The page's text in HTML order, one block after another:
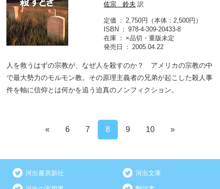
佐宗 鈴夫 訳
定価
2,750円（本体：2,500円）
ISBN
978-4-309-20433-8
在庫
×品切・重版未定
発売日
2005.04.22
人を救うはずの宗教が、なぜ人を殺すのか？ アメリカの宗教の中
で最大勢力のモルモン教。その原理主義者の兄弟が起こした殺人事
件を軸に信仰とは何かを追う迫真のノンフィクション。
« 6 7 8 9 10 »
河出書房新社 河出文庫